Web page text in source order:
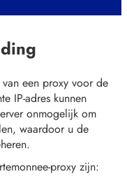
een proxy voor de
IP-adres kunnen
onmogelijk om
waardoor u de
proxy zijn: